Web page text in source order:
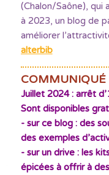
(Chalon/Saône), qui
à 2023, un blog de
améliorer
alterbib
COMMUNIQUÉ
Juillet 2024 : arrêt
Sont disponibles
- sur ce blog : des
des exemples
- sur un drive : les
épicées à offrir à